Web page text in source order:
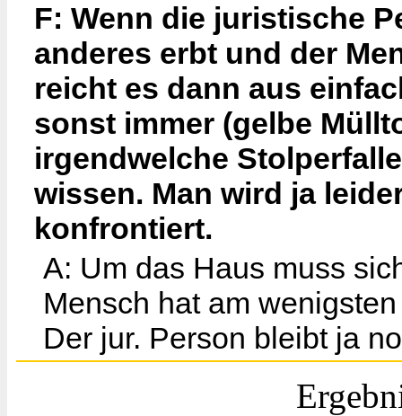
F: Wenn die juristische
anderes erbt und der
reicht es dann aus
sonst immer (gelbe
irgendwelche
wissen. Man wird ja
konfrontiert.
A: Um das Haus muss
Mensch hat am
Der jur. Person bleibt ja